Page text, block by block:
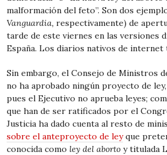
malformación del feto”. Son dos
Vanguardia, respectivamente) de
tarde de este viernes en las versiones
España. Los diarios nativos de
Sin embargo, el Consejo de Ministros
no ha aprobado ningún proyecto de
pues el Ejecutivo no aprueba leyes;
que han de ser ratificados por el
Justicia ha dado cuenta al resto de
sobre el anteproyecto de leyque
conocida comoley del aborto y titulada